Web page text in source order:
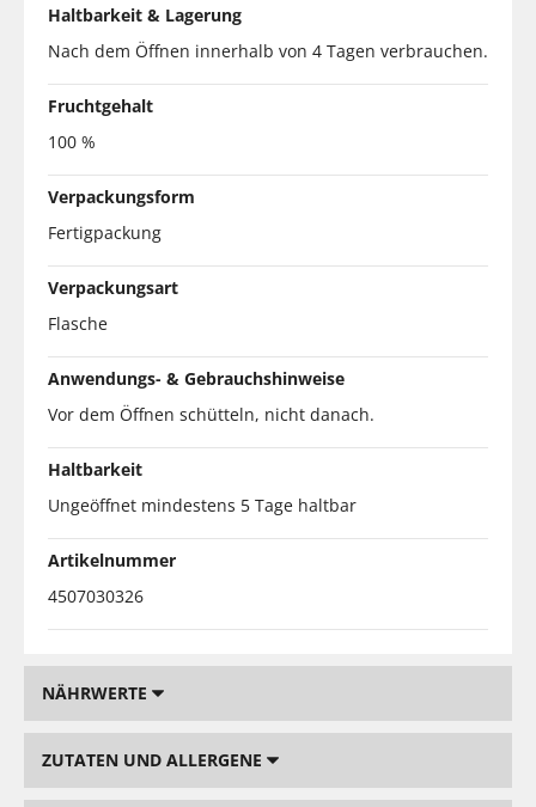
Haltbarkeit & Lagerung
Nach dem Öffnen innerhalb von 4 Tagen verbrauchen.
Fruchtgehalt
100 %
Verpackungsform
Fertigpackung
Verpackungsart
Flasche
Anwendungs- & Gebrauchshinweise
Vor dem Öffnen schütteln, nicht danach.
Haltbarkeit
Ungeöffnet mindestens 5 Tage haltbar
Artikelnummer
4507030326
NÄHRWERTE
ZUTATEN UND ALLERGENE